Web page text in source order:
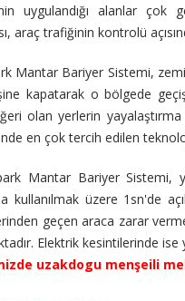
uygulandığı alanlar
araç trafiğinin kontrolü
Mantar Bariyer Sistemi,
kapatarak o bölgede
olan yerlerin
en çok tercih edilen
Mantar Bariyer Sistemi,
kullanılmak üzere 1sn'de
geçen araca zarar
Elektrik kesintilerinde
uzakdogu menşeili